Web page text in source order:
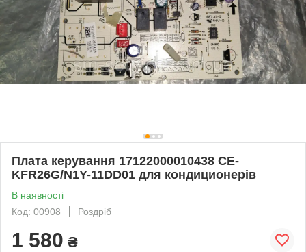
Плата керування 17122000010438 CE-
KFR26G/N1Y-11DD01 для кондиционерів
В наявності
Код: 00908
Роздріб
1 580 ₴